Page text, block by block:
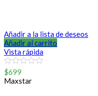
Añadir a la lista de deseos
Añadir al carrito
Vista rápida
0
out
of
$699
Maxstar